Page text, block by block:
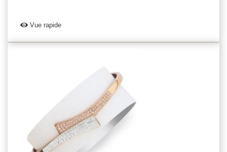
Vue rapide